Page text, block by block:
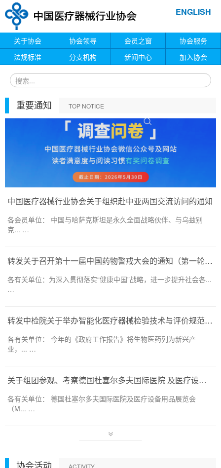
ENGLISH
关于协会 协会领导 会员之窗
协会服务
法规标准
分支机构 新闻中心 加入协会
重要通知 TOP NOTICE
中国医疗器械行业协会关于组织赴中亚两国交流访问的通知
各会员单位： 中国与哈萨克斯坦是永久全面战略伙伴、与乌兹别
克... …
转发关于召开第十一届中国药物警戒大会的通知（第一轮）——药品和医疗器械领域
各有关单位：为深入贯彻落实“健康中国”战略，进一步提升社会各...
…
转发中检院关于举办智能化医疗器械检验技术与评价规范培训班的通知
各有关单位： 今年的《政府工作报告》将生物医药列为新兴产
业，... …
关于组团参观、考察德国杜塞尔多夫国际医院 及医疗设备用品展览会（MEDICA 2026） 的通知
各有关单位： 德国杜塞尔多夫国际医院及医疗设备用品展览会
（M... …
协会活动 ACTIVITY